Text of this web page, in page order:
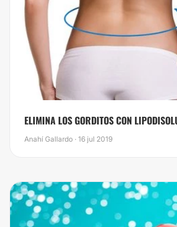
​ELIMINA LOS GORDITOS CON
Anahí Gallardo · 16 jul 2019